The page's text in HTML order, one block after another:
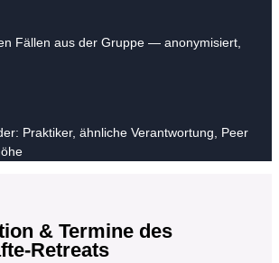
Fällen aus der Gruppe — anonymisiert,
Praktiker, ähnliche Verantwortung, Peer
& Termine des
Retreats